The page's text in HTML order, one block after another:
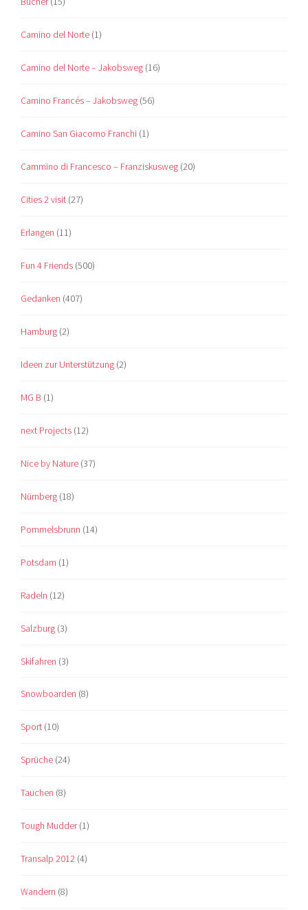
Camino del Norte (1)
Camino del Norte – Jakobsweg (16)
Camino Francés – Jakobsweg (56)
Camino San Giacomo Franchi (1)
Cammino di Francesco – Franziskusweg (20)
Cities 2 visit (27)
Erlangen (11)
Fun 4 Friends (500)
Gedanken (407)
Hamburg (2)
Ideen zur Unterstützung (2)
MG B (1)
next Projects (12)
Nice by Nature (37)
Nürnberg (18)
Pommelsbrunn (14)
Potsdam (1)
Radeln (12)
Salzburg (3)
Skifahren (3)
Snowboarden (8)
Sport (10)
Sprüche (24)
Tauchen (8)
Tough Mudder(1)
Transalp 2012 (4)
Wandern (8)